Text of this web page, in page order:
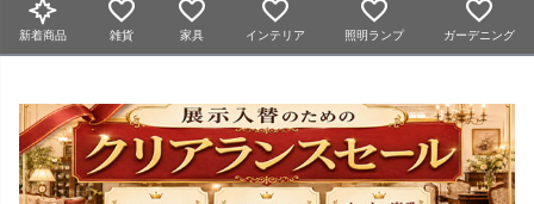
新着商品 雑貨 家具 インテリア 照明ランプ ガーデニング